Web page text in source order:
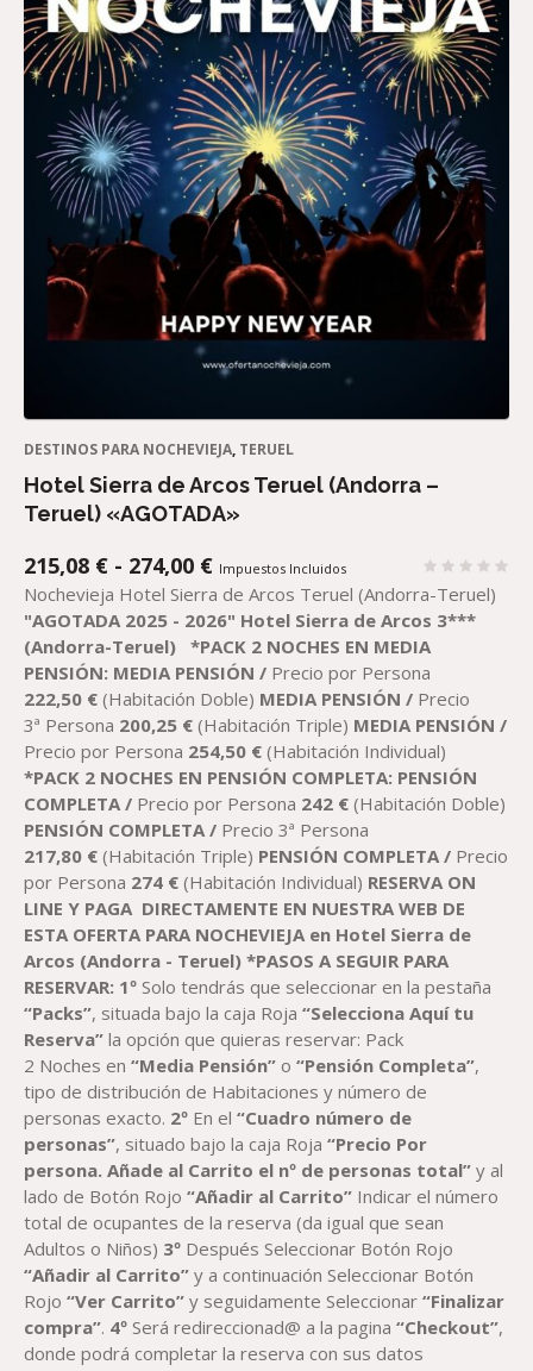
DESTINOS PARA NOCHEVIEJA, TERUEL
Hotel Sierra de Arcos Teruel (Andorra –
Teruel) «AGOTADA»
215,08 € - 274,00 €RANGO
DE
PRECIOS:
DESDE
215,08 €
HASTA
274,00 €
Impuestos Incluidos
Nochevieja Hotel Sierra de Arcos Teruel (Andorra-Teruel)
"AGOTADA 2025 - 2026" Hotel Sierra de Arcos 3***
(Andorra-Teruel)
*PACK 2 NOCHES EN MEDIA
PENSIÓN: MEDIA PENSIÓN / Precio por Persona
222,50 € (Habitación Doble) MEDIA PENSIÓN / Precio
3ª Persona 200,25 € (Habitación Triple) MEDIA PENSIÓN /
Precio por Persona 254,50 € (Habitación Individual)
*PACK 2 NOCHES EN PENSIÓN COMPLETA: PENSIÓN
COMPLETA / Precio por Persona 242 € (Habitación Doble)
PENSIÓN COMPLETA / Precio 3ª Persona
217,80 € (Habitación Triple) PENSIÓN COMPLETA / Precio
por Persona 274 € (Habitación Individual) RESERVA ON
LINE Y PAGA DIRECTAMENTE EN NUESTRA WEB DE
ESTA OFERTA PARA NOCHEVIEJA en Hotel Sierra de
Arcos (Andorra - Teruel) *PASOS A SEGUIR PARA
RESERVAR: 1ºSolo tendrás que seleccionar en la pestaña
“Packs”, situada bajo la caja Roja“Selecciona Aquí tu
Reserva” la opción que quieras reservar: Pack
2 Noches en“Media Pensión” o “Pensión Completa”,
tipo de distribución de Habitaciones y número de
personas exacto. 2º En el“Cuadro número de
personas”, situado bajo la caja Roja“Precio Por
persona. Añade al Carrito el nº de personas total”y al
lado de Botón Rojo“Añadir al Carrito” Indicar el número
total de ocupantes de la reserva (da igual que sean
Adultos o Niños) 3º Después Seleccionar Botón Rojo
“Añadir al Carrito” y a continuación Seleccionar Botón
Rojo“Ver Carrito”y seguidamente Seleccionar“Finalizar
compra”. 4º Será redireccionad@ a la pagina“Checkout”,
donde podrá completar la reserva con sus datos